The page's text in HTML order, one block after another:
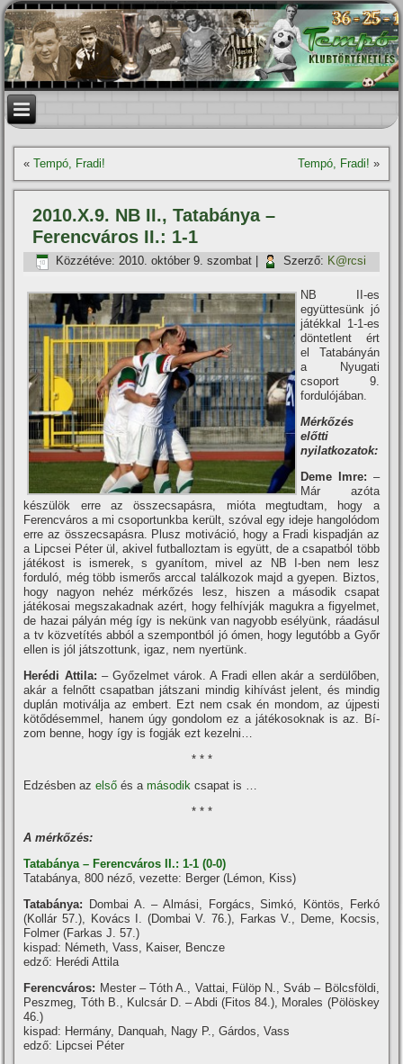
«Tempó, Fradi! Tempó, Fradi! »
2010.X.9. NB II., Tatabánya –
Ferencváros II.: 1-1
Közzétéve: 2010. október 9. szombat Szerző: K@rcsi
NB II-es
együttesünk jó
játékkal 1-1-es
döntetlent ért
el Tatabányán
a Nyugati
csoport 9.
fordulójában.
Mérkőzés
előtti
nyilatkozatok:
Deme Imre: –
Már azóta
készülök erre az összecsapásra, mióta megtudtam, hogy a
Ferencváros a mi csoportunkba került, szóval egy ideje hangolódom
erre az összecsapásra. Plusz motiváció, hogy a Fradi kispadján az
a Lipcsei Péter ül, akivel futballoztam is együtt, de a csapatból több
játékost is ismerek, s gyaní­tom, mivel az NB I-ben nem lesz
forduló, még több ismerős arccal találkozok majd a gyepen. Biztos,
hogy nagyon nehéz mérkőzés lesz, hiszen a második csapat
játékosai megszakadnak azért, hogy felhí­vják magukra a figyelmet,
de hazai pályán még í­gy is nekünk van nagyobb esélyünk, ráadásul
a tv közvetí­tés abból a szempontból jó ómen, hogy legutóbb a Győr
ellen is jól játszottunk, igaz, nem nyertünk.
Herédi Attila: – Győzelmet várok. A Fradi ellen akár a serdülőben,
akár a felnőtt csapatban játszani mindig kihí­vást jelent, és mindig
duplán motiválja az embert. Ezt nem csak én mondom, az újpesti
kötődésemmel, hanem úgy gondolom ez a játékosoknak is az. Bí­
zom benne, hogy í­gy is fogják ezt kezelni…
* * *
Edzésben azelső és amásodik csapat is …
* * *
A mérkőzés:
Tatabánya – Ferencváros II.: 1-1 (0-0)
Tatabánya, 800 néző, vezette: Berger (Lémon, Kiss)
Tatabánya: Dombai A. – Almási, Forgács, Simkó, Köntös, Ferkó
(Kollár 57.), Kovács I. (Dombai V. 76.), Farkas V., Deme, Kocsis,
Folmer (Farkas J. 57.)
kispad: Németh, Vass, Kaiser, Bencze
edző: Herédi Attila
Ferencváros: Mester – Tóth A., Vattai, Fülöp N., Sváb – Bölcsföldi,
Peszmeg, Tóth B., Kulcsár D. – Abdi (Fitos 84.), Morales (Pölöskey
46.)
kispad: Hermány, Danquah, Nagy P., Gárdos, Vass
edző: Lipcsei Péter